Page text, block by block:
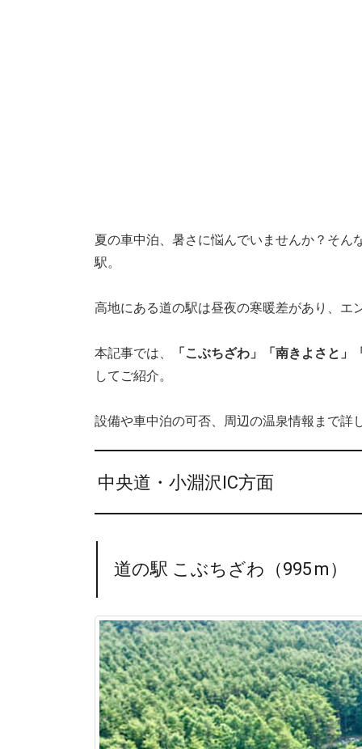
夏の車中泊、暑さに悩んでいませんか？そ
駅。
高地にある道の駅は昼夜の寒暖差があり、
本記事では、
「こぶちざわ」「南きよさと
してご紹介。
設備や車中泊の可否、周辺の温泉情報まで詳
中央道・小淵沢IC方面
道の駅 こぶちざわ（995 m）